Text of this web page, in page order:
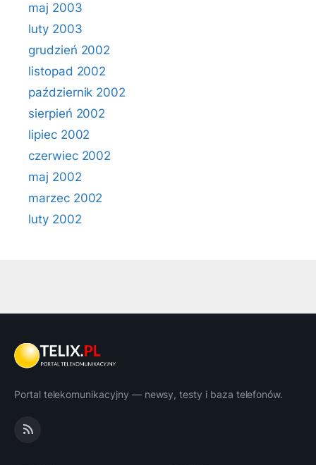
maj 2003
luty 2003
grudzień 2002
listopad 2002
październik 2002
sierpień 2002
lipiec 2002
czerwiec 2002
maj 2002
marzec 2002
luty 2002
Portal telekomunikacyjny — newsy, testy i baza telefonów.